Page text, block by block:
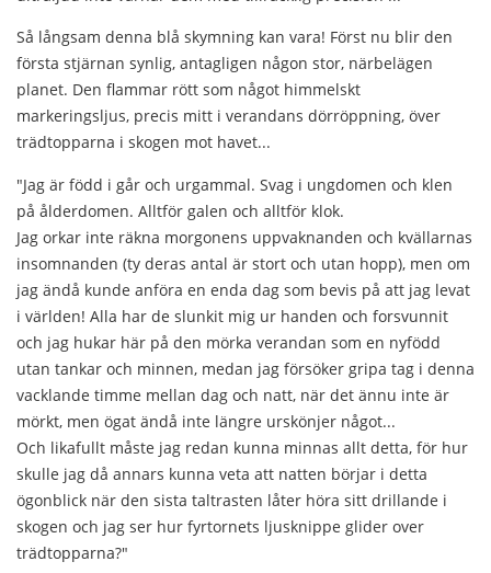
Så långsam denna blå skymning kan vara! Först nu blir den
första stjärnan synlig, antagligen någon stor, närbelägen
planet. Den flammar rött som något himmelskt
markeringsljus, precis mitt i verandans dörröppning, över
trädtopparna i skogen mot havet...
"Jag är född i går och urgammal. Svag i ungdomen och klen
på ålderdomen. Alltför galen och alltför klok.
Jag orkar inte räkna morgonens uppvaknanden och kvällarnas
insomnanden (ty deras antal är stort och utan hopp), men om
jag ändå kunde anföra en enda dag som bevis på att jag levat
i världen! Alla har de slunkit mig ur handen och forsvunnit
och jag hukar här på den mörka verandan som en nyfödd
utan tankar och minnen, medan jag försöker gripa tag i denna
vacklande timme mellan dag och natt, när det ännu inte är
mörkt, men ögat ändå inte längre urskönjer något...
Och likafullt måste jag redan kunna minnas allt detta, för hur
skulle jag då annars kunna veta att natten börjar i detta
ögonblick när den sista taltrasten låter höra sitt drillande i
skogen och jag ser hur fyrtornets ljusknippe glider over
trädtopparna?"